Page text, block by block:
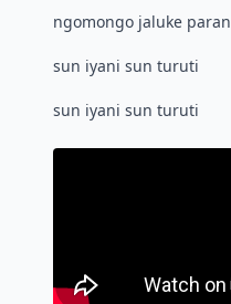
ngomongo jaluke paran
sun iyani sun turuti